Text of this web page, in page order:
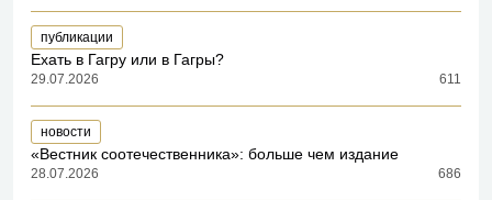
публикации
Ехать в Гагру или в Гагры?
29.07.2026 611
новости
«Вестник соотечественника»: больше чем издание
28.07.2026 686